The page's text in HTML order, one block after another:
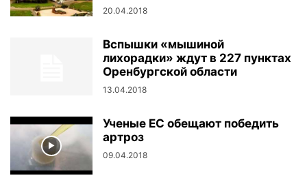
20.04.2018
Вспышки «мышиной
лихорадки» ждут в 227 пунктах
Оренбургской области
13.04.2018
Ученые ЕС обещают победить
артроз
09.04.2018